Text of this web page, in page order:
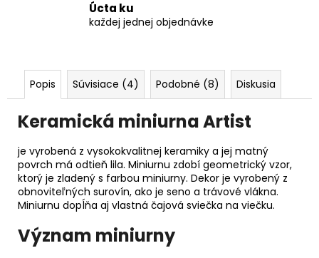
Úcta ku
každej jednej objednávke
Popis Súvisiace (4) Podobné (8) Diskusia
Keramická miniurna Artist
je vyrobená z vysokokvalitnej keramiky a jej matný
povrch má odtieň lila. Miniurnu zdobí geometrický vzor,
ktorý je zladený s farbou miniurny. Dekor je vyrobený z
obnoviteľných surovín, ako je seno a trávové vlákna.
Miniurnu dopĺňa aj vlastná čajová sviečka na viečku.
Význam miniurny